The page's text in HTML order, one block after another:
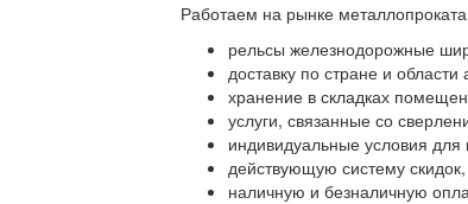
Работаем на рынке
рельсы железнодорожные
доставку по стране и
хранение в складках
услуги, связанные со
индивидуальные условия для
действующую систему
наличную и безналичную